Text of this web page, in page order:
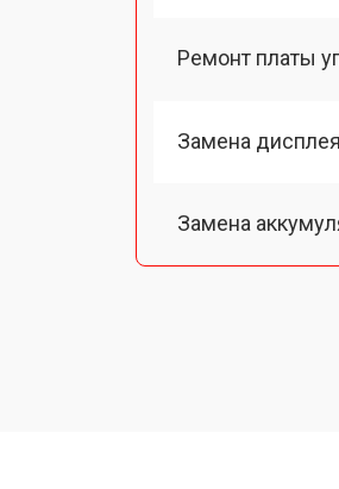
Ремонт платы
Замена
Замена